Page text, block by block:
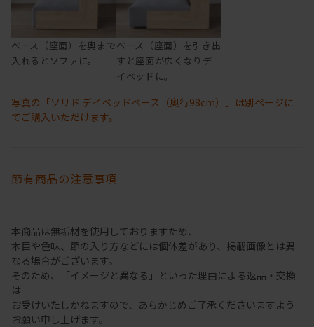
ベース（座面）を奥まで
入れるとソファに。
ベース（座面）を引き出
すと座面が広くなりデ
イベッドに。
写真の「ソリド デイベッドベース（奥行98cm）」は別ページに
てご購入いただけます。
節有商品の注意事項
本商品は無垢材を使用しておりますため、
木目や色味、節の入り方などには個体差があり、掲載画像とは異
なる場合がございます。
そのため、「イメージと異なる」といった理由による返品・交換
は
お受けいたしかねますので、あらかじめご了承くださいますよう
お願い申し上げます。